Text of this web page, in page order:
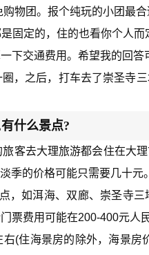
物团。报个纯玩的小团最合
固定的，住的也看你个人
下交通费用。希望我的回答
，之后，打车去了崇圣寺
什么景点?
客去大理旅游都会住在大
季的价格可能只需要几十元。
，如洱海、双廊、崇圣寺
票费用可能在200-400元人民
(住海景房的除外，海景